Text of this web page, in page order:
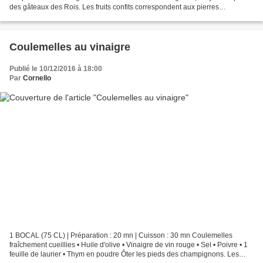
des gâteaux des Rois. Les fruits confits correspondent aux pierres
Coulemelles au vinaigre
Publié le 10/12/2016 à 18:00
Par Cornello
1 BOCAL (75 CL) | Préparation : 20 mn | Cuisson : 30 mn Coulemelles
fraîchement cueillies • Huile d'olive • Vinaigre de vin rouge • Sel • Poivre • 1
feuille de laurier • Thym en poudre Ôter les pieds des champignons. Les